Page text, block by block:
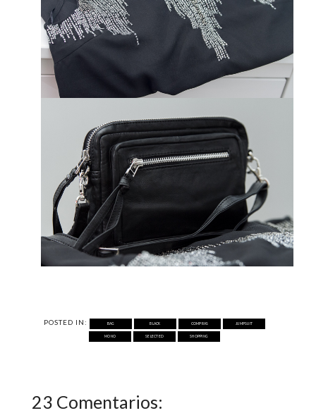
POSTED IN: BAG BLACK COMPRAS JUMPSUIT
MONO SELECTED SHOPPING
23 Comentarios: